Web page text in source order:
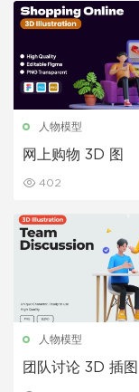
人物模型
网上购物 3D 图
402
人物模型
团队讨论 3D 插图